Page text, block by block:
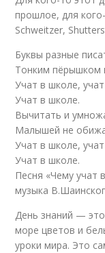
прошлое, для
Schweitzer,
Буквы разные
Тонким пёрышком
Учат в школе,
Учат в школе.
Вычитать и
Малышей не
Учат в школе,
Учат в школе.
Песня «Чему учат
музыка
День знаний —
море цветов и
уроки мира. Это